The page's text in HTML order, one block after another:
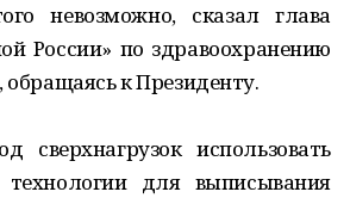
невозможно, сказал глава
России» по здравоохранению
к Президенту.
сверхнагрузок использовать
технологии для выписывания